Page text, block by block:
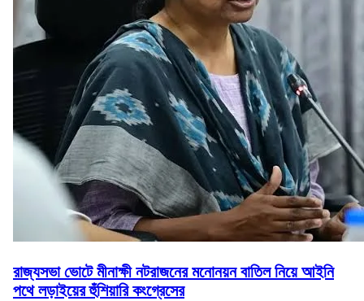
রাজ্যসভা ভোটে মীনাক্ষী নটরাজনের মনোনয়ন বাতিল নিয়ে আইনি
পথে লড়াইয়ের হুঁশিয়ারি কংগ্রেসের